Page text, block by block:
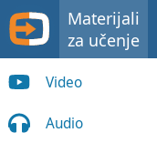
Materijali
za učenje
Video
Audio